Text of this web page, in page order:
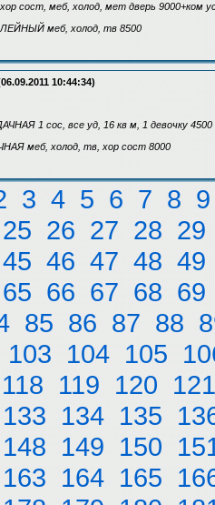
сост, меб, холод, мет дверь 9000+ком
меб, холод, тв 8500
10:44:34)
1 сос, все уд, 16 кв м, 1 девочку 4500
меб, холод, тв, хор сост 8000
3 4 5 6 7 8 9
25 26 27 28 29
45 46 47 48 49
65 66 67 68 69
85 86 87 88
103 104 105
118 119 120 121
133 134 135
148 149 150
163 164 165